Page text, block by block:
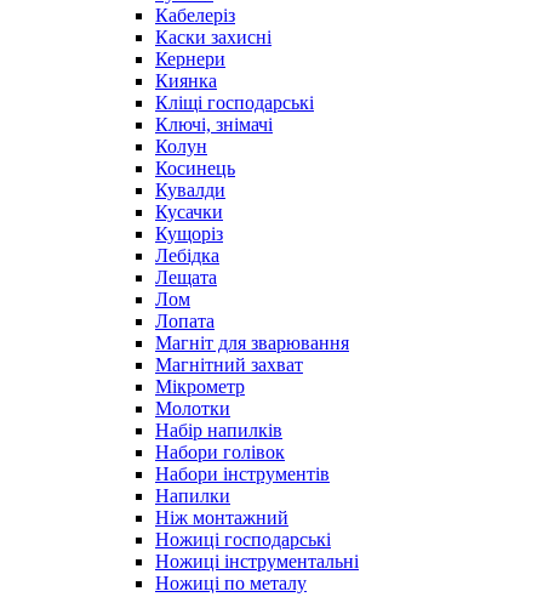
Кабелеріз
Каски захисні
Кернери
Киянка
Кліщі господарські
Ключі, знімачі
Колун
Косинець
Кувалди
Кусачки
Кущоріз
Лебідка
Лещата
Лом
Лопата
Магніт для зварювання
Магнітний захват
Мікрометр
Молотки
Набір напилків
Набори голівок
Набори інструментів
Напилки
Ніж монтажний
Ножиці господарські
Ножиці інструментальні
Ножиці по металу